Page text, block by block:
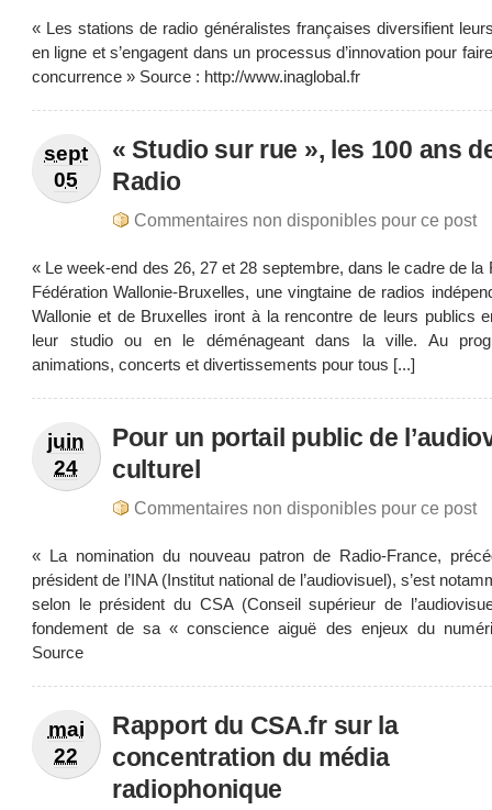
« Les stations de radio généralistes françaises diversifient
en ligne et s’engagent dans un processus d’innovation pour
concurrence » Source : http://www.inaglobal.fr
sept
05
« Studio sur rue », les 100 ans
Radio
Commentaires non disponibles pour ce post
« Le week-end des 26, 27 et 28 septembre, dans le cadre de la
Fédération Wallonie-Bruxelles, une vingtaine de radios
Wallonie et de Bruxelles iront à la rencontre de leurs publics
leur studio ou en le déménageant dans la ville. Au
animations, concerts et divertissements pour tous [...]
juin
24
Pour un portail public de
culturel
Commentaires non disponibles pour ce post
« La nomination du nouveau patron de Radio-France,
président de l’INA (Institut national de l’audiovisuel), s’est
selon le président du CSA (Conseil supérieur de
fondement de sa « conscience aiguë des enjeux du
Source
mai
22
Rapport du CSA.fr sur la
concentration du média
radiophonique